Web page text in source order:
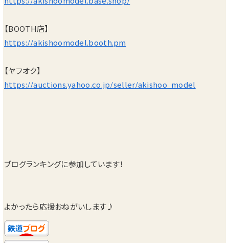
【BOOTH店】
https://akishoomodel.booth.pm
【ヤフオク】
https://auctions.yahoo.co.jp/seller/akishoo_model
ブログランキングに参加しています！
よかったら応援おねがいします♪